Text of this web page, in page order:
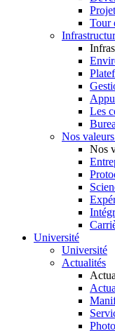
Tour
Les
Nos
Nos
Université
Université
Actualités